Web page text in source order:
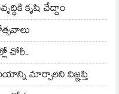
కృషి చేద్దాం
చోరీ..
మార్చాలని విజ్ఞప్తి